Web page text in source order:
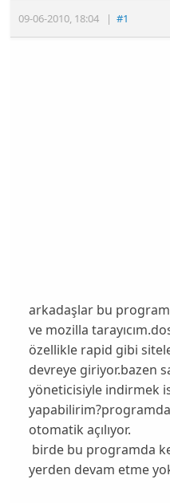
09-06-2010, 18:04 |#1
arkadaşlar bu
ve mozilla
özellikle rapid gibi
devreye giriyor.bazen
yöneticisiyle indirmek
otomatik açılıyor.
birde bu programda
yerden devam etme